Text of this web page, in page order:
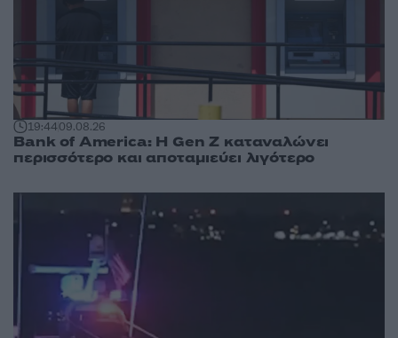
19:4409.08.26
Bank of America: Η Gen Z καταναλώνει
περισσότερο και αποταμιεύει λιγότερο